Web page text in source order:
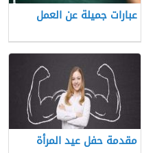
عبارات جميلة عن العمل
مقدمة حفل عيد المرأة